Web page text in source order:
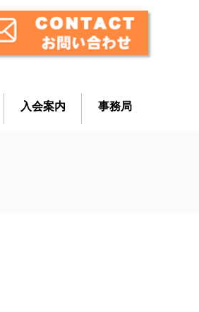
入会案内 事務局